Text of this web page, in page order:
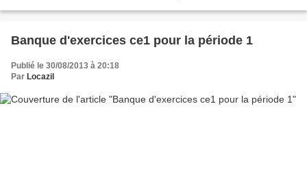
Banque d'exercices ce1 pour la période 1
Publié le 30/08/2013 à 20:18
Par Locazil